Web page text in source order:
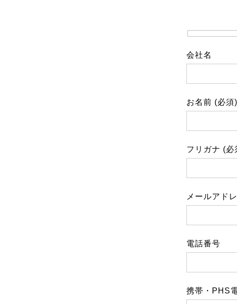
会社名
お名前 (必須)
フリガナ (必
メールアド
電話番号
携帯・PHS